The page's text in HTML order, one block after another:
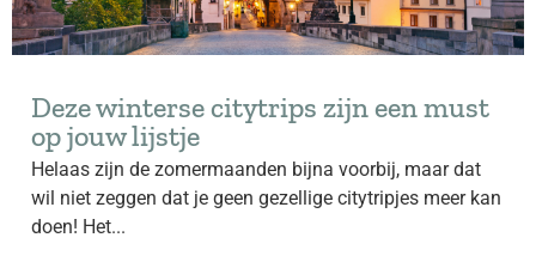
Deze winterse citytrips zijn een must
op jouw lijstje
Helaas zijn de zomermaanden bijna voorbij, maar dat
wil niet zeggen dat je geen gezellige citytripjes meer kan
doen! Het...